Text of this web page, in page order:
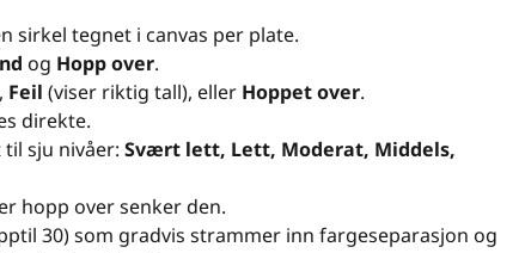
sirkel tegnet i canvas per plate.
og Hopp over.
, Feil (viser riktig tall), eller Hoppet over.
direkte.
sju nivåer: Svært lett, Lett, Moderat, Middels,
hopp over senker den.
30) som gradvis strammer inn fargeseparasjon og